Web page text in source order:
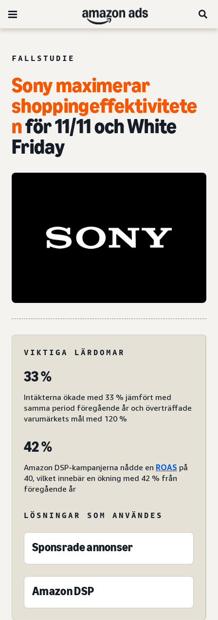
FALLSTUDIE
Sony maximerar
shoppingeffektivitete
nför 11/11 och White
Friday
VIKTIGA LÄRDOMAR
33 %
Intäkterna ökade med 33 % jämfört med
samma period föregående år och överträffade
varumärkets mål med 120 %
42 %
Amazon DSP-kampanjerna nådde en ROAS på
40, vilket innebär en ökning med 42 % från
föregående år
LÖSNINGAR SOM ANVÄNDES
Sponsrade annonser
Amazon DSP